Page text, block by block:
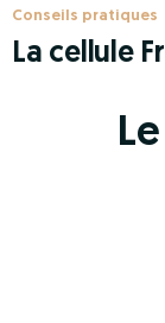
Conseils pratiques
La cellule